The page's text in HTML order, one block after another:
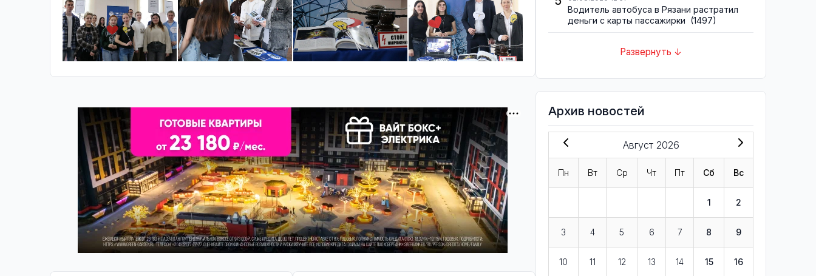
Водитель автобуса в Рязани растратил
деньги с карты пассажирки (1497)
Развернуть ↓
Архив новостей
Август 2026
Пн Вт Ср Чт Пт Сб Вс
1 2
3 4 5 6 7 8 9
10 11 12 13 14 15 16